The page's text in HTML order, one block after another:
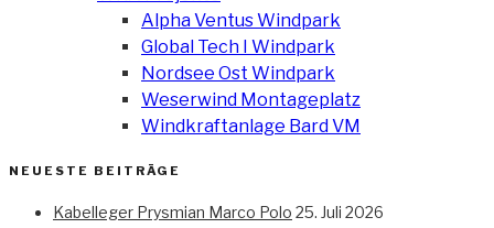
Alpha Ventus Windpark
Global Tech I Windpark
Nordsee Ost Windpark
Weserwind Montageplatz
Windkraftanlage Bard VM
NEUESTE BEITRÄGE
Kabelleger Prysmian Marco Polo 25. Juli 2026